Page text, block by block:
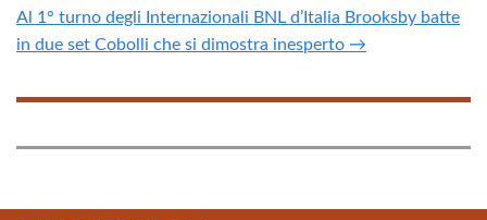
Al 1° turno degli Internazionali BNL d’Italia Brooksby batte
in due set Cobolli che si dimostra inesperto →